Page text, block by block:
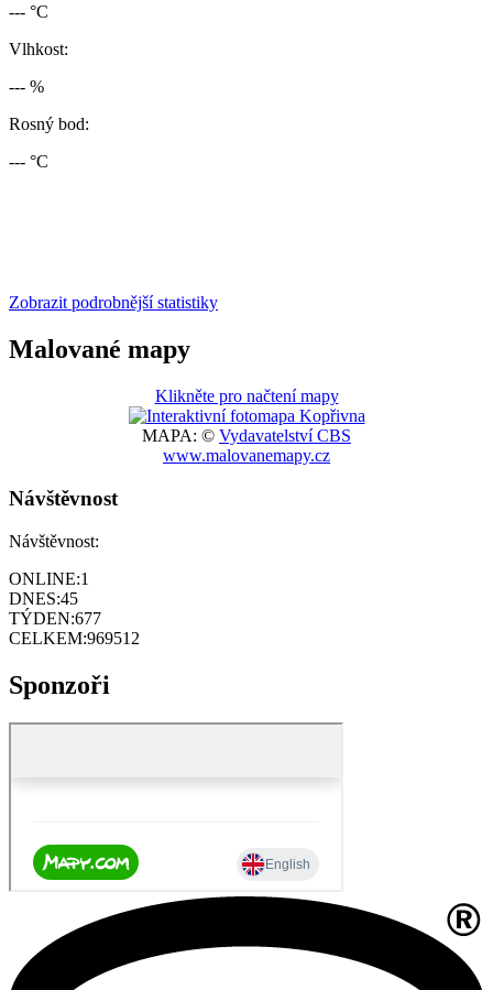
--- °C
Vlhkost:
--- %
Rosný bod:
--- °C
Zobrazit podrobnější statistiky
Malované mapy
Klikněte pro načtení mapy
MAPA: © Vydavatelství CBS
www.malovanemapy.cz
Návštěvnost
Návštěvnost:
ONLINE:1
DNES:45
TÝDEN:677
CELKEM:969512
Sponzoři